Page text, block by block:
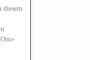
diesem